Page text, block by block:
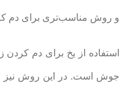
و روش مناسب‌تری برای دم
استفاده از یخ برای دم
جوش است. در این روش نیز